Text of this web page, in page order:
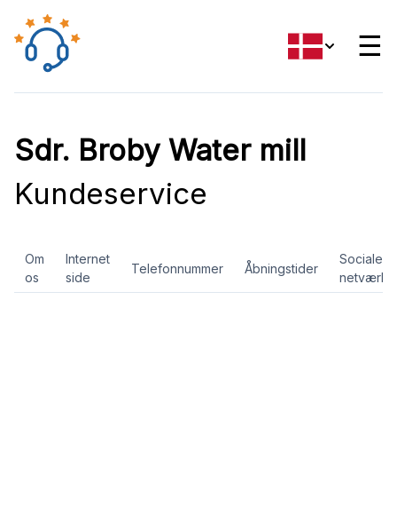
☰
Sdr. Broby Water mill
Kundeservice
Om
os
Internet
side
Telefonnummer Åbningstider
Sociale
netværk